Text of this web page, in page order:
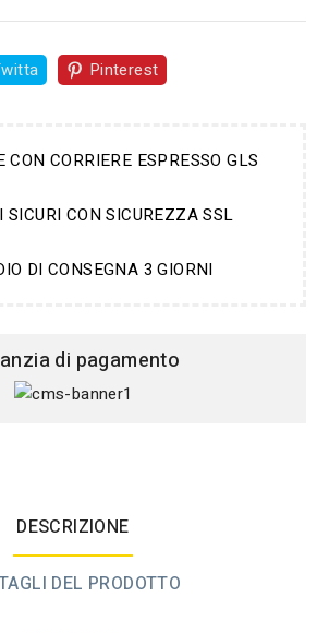
Pinterest
CON CORRIERE ESPRESSO GLS
SICURI CON SICUREZZA SSL
DI CONSEGNA 3 GIORNI
di pagamento
DESCRIZIONE
DEL PRODOTTO